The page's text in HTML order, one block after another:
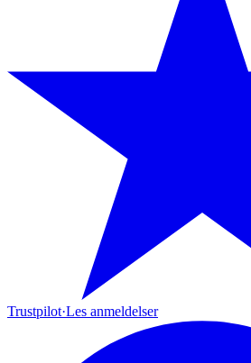
Trustpilot·Les anmeldelser